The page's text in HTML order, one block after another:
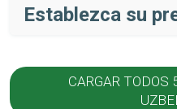
Establezca su
CARGAR TODOS